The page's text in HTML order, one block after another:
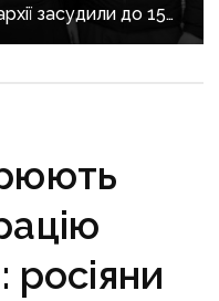
засудили до 15
росіяни